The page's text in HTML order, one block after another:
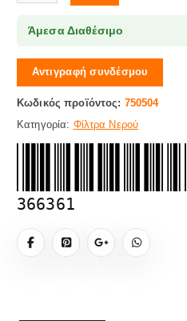
Άμεσα Διαθέσιμο
Αντιγραφή συνδέσμου
Κωδικός προϊόντος: 750504
Κατηγορία: Φίλτρα Νερού
366361